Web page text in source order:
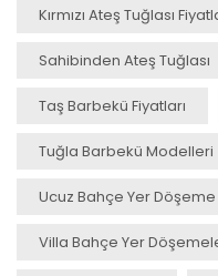
Kırmızı Ateş Tuğlası
Sahibinden Ateş Tuğlası
Taş Barbekü Fiyatları
Tuğla Barbekü Modelleri
Ucuz Bahçe Yer Döşeme
Villa Bahçe Yer